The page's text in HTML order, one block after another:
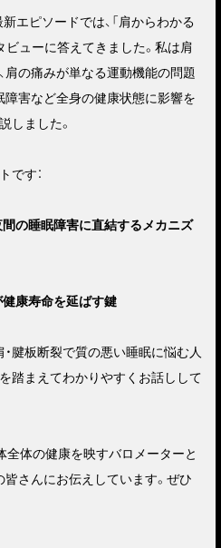
エピソードでは、「肩からわかる
ビューに答えてきました。私は肩
肩の痛みが単なる運動機能の問題
障害など全身の健康状態に影響を
しました。
です：
の睡眠障害に直結するメカニズ
康寿命を延ばす鍵
腱板断裂で質の悪い睡眠に悩む人
踏まえてわかりやすくお話しして
全体の健康を映すバロメーターと
皆さんにお伝えしています。ぜひ